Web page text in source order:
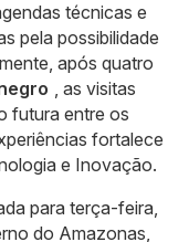
técnicas e
pela possibilidade
após quatro
, as visitas
futura entre os
fortalece
e Inovação.
para terça-feira,
do Amazonas,